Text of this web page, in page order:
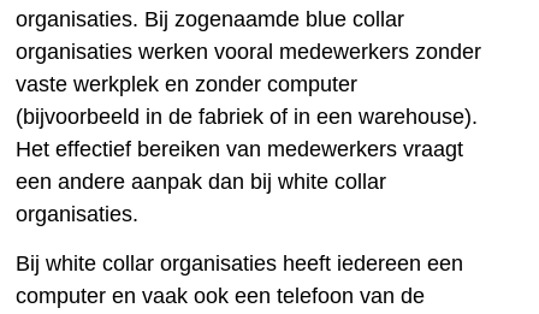
organisaties. Bij zogenaamde blue collar
organisaties werken vooral medewerkers zonder
vaste werkplek en zonder computer
(bijvoorbeeld in de fabriek of in een warehouse).
Het effectief bereiken van medewerkers vraagt
een andere aanpak dan bij white collar
organisaties.
Bij white collar organisaties heeft iedereen een
computer en vaak ook een telefoon van de